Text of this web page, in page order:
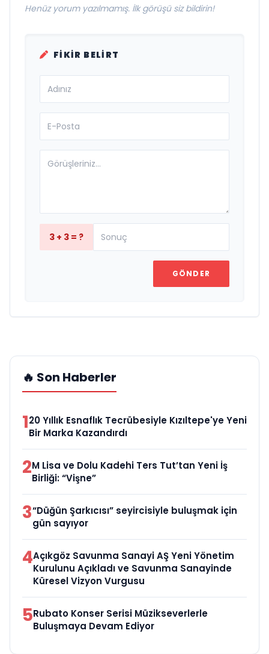
Henüz yorum yazılmamış. İlk görüşü siz bildirin!
FIKIR BELIRT
3 + 3 = ?
GÖNDER
🔥 Son Haberler
120 Yıllık Esnaflık Tecrübesiyle Kızıltepe'ye Yeni
Bir Marka Kazandırdı
2M Lisa ve Dolu Kadehi Ters Tut’tan Yeni İş
Birliği: “Vişne”
3“Düğün Şarkıcısı” seyircisiyle buluşmak için
gün sayıyor
4Açıkgöz Savunma Sanayi AŞ Yeni Yönetim
Kurulunu Açıkladı ve Savunma Sanayinde
Küresel Vizyon Vurgusu
5Rubato Konser Serisi Müzikseverlerle
Buluşmaya Devam Ediyor